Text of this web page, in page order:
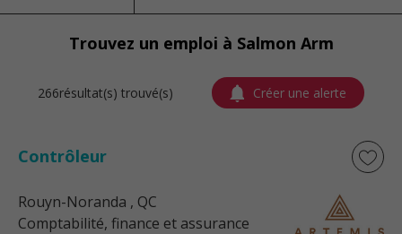
Trouvez un emploi à Salmon Arm
266résultat(s) trouvé(s) Créer une alerte
Contrôleur
Rouyn-Noranda , QC
Comptabilité, finance et assurance